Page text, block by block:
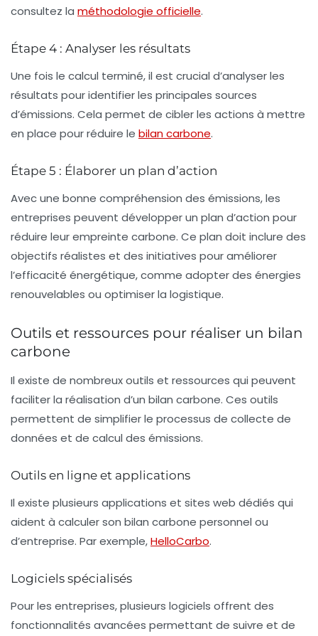
consultez la méthodologie officielle.
Étape 4 : Analyser les résultats
Une fois le calcul terminé, il est crucial d’analyser les
résultats pour identifier les principales sources
d’émissions. Cela permet de cibler les actions à mettre
en place pour réduire le bilan carbone.
Étape 5 : Élaborer un plan d’action
Avec une bonne compréhension des émissions, les
entreprises peuvent développer un plan d’action pour
réduire leur empreinte carbone. Ce plan doit inclure des
objectifs réalistes et des initiatives pour améliorer
l’efficacité énergétique, comme adopter des énergies
renouvelables ou optimiser la logistique.
Outils et ressources pour réaliser un bilan
carbone
Il existe de nombreux outils et ressources qui peuvent
faciliter la réalisation d’un bilan carbone. Ces outils
permettent de simplifier le processus de collecte de
données et de calcul des émissions.
Outils en ligne et applications
Il existe plusieurs applications et sites web dédiés qui
aident à calculer son bilan carbone personnel ou
d’entreprise. Par exemple,HelloCarbo.
Logiciels spécialisés
Pour les entreprises, plusieurs logiciels offrent des
fonctionnalités avancées permettant de suivre et de